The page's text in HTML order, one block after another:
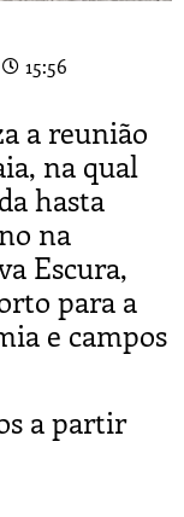
15:56
a reunião
na qual
hasta
na
Escura,
para a
e campos
a partir